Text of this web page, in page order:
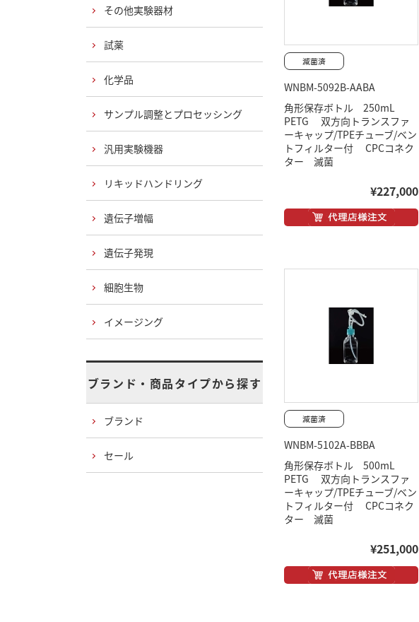
WNBM-5092B-AABA
角形保存ボトル 250mL
PETG 双方向トランスファ
ーキャップ/TPEチューブ/ベン
トフィルター付 CPCコネク
ター 滅菌
¥227,000
WNBM-5102A-BBBA
角形保存ボトル 500mL
PETG 双方向トランスファ
ーキャップ/TPEチューブ/ベン
トフィルター付 CPCコネク
ター 滅菌
¥251,000
その他実験器材
試薬
化学品
サンプル調整とプロセッシング
汎用実験機器
リキッドハンドリング
遺伝子増幅
遺伝子発現
細胞生物
イメージング
ブランド・商品タイプから探す
ブランド
セール